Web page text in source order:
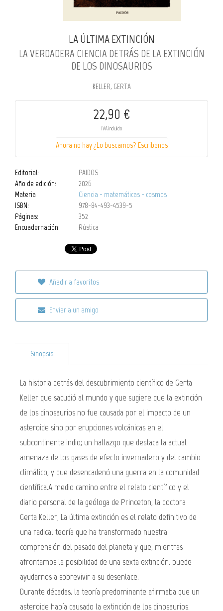
LA ÚLTIMA EXTINCIÓN
LA VERDADERA CIENCIA DETRÁS DE LA EXTINCIÓN
DE LOS DINOSAURIOS
KELLER, GERTA
22,90 €
IVA incluido
Ahora no hay ¿Lo buscamos? Escribenos
Editorial:
PAIDOS
Año de edición:
2026
Materia
Ciencia - matemáticas - cosmos
ISBN:
978-84-493-4539-5
Páginas:
352
Encuadernación:
Rústica
Añadir a favoritos
Enviar a un amigo
Sinopsis
La historia detrás del descubrimiento científico de Gerta
Keller que sacudió al mundo y que sugiere que la extinción
de los dinosaurios no fue causada por el impacto de un
asteroide sino por erupciones volcánicas en el
subcontinente indio; un hallazgo que destaca la actual
amenaza de los gases de efecto invernadero y del cambio
climático, y que desencadenó una guerra en la comunidad
científica.A medio camino entre el relato científico y el
diario personal de la geóloga de Princeton, la doctora
Gerta Keller, La última extinción es el relato definitivo de
una radical teoría que ha transformado nuestra
comprensión del pasado del planeta y que, mientras
afrontamos la posibilidad de una sexta extinción, puede
ayudarnos a sobrevivir a su desenlace.
Durante décadas, la teoría predominante afirmaba que un
asteroide había causado la extinción de los dinosaurios.